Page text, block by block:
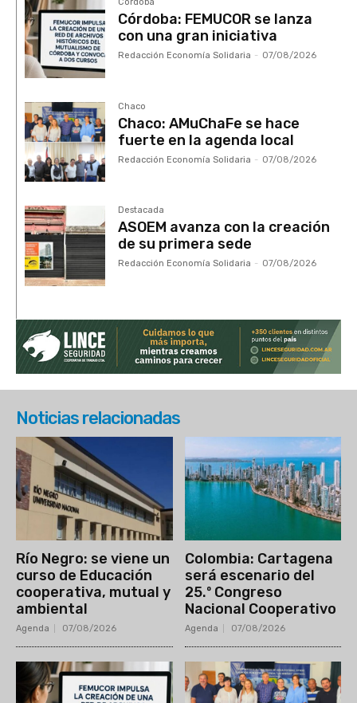
Córdoba: FEMUCOR se lanza
con una gran iniciativa
Redacción Economía Solidaria - 07/08/2026
Chaco
Chaco: AMuChaFe se hace
fuerte en la agenda local
Redacción Economía Solidaria - 07/08/2026
Destacada
ASOEM avanza con la creación
de su primera sede
Redacción Economía Solidaria - 07/08/2026
Noticias relacionadas
Río Negro: se viene un
curso de Educación
cooperativa, mutual y
ambiental
Agenda 07/08/2026
Colombia: Cartagena
será escenario del
25.º Congreso
Nacional Cooperativo
Agenda 07/08/2026